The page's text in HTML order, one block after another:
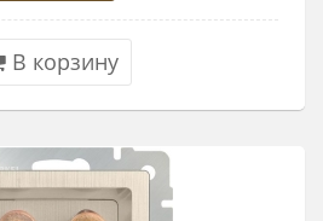
В корзину